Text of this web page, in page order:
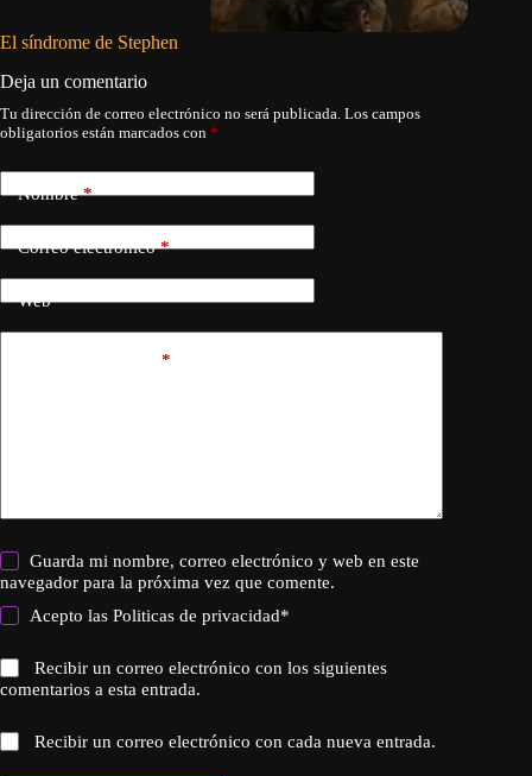
El síndrome de Stephen
Deja un comentario
Tu dirección de correo electrónico no será publicada. Los campos
obligatorios están marcados con *
Nombre*
Correo electrónico*
Web
*
Guarda mi nombre, correo electrónico y web en este
navegador para la próxima vez que comente.
Acepto lasPoliticas de privacidad*
Recibir un correo electrónico con los siguientes
comentarios a esta entrada.
Recibir un correo electrónico con cada nueva entrada.